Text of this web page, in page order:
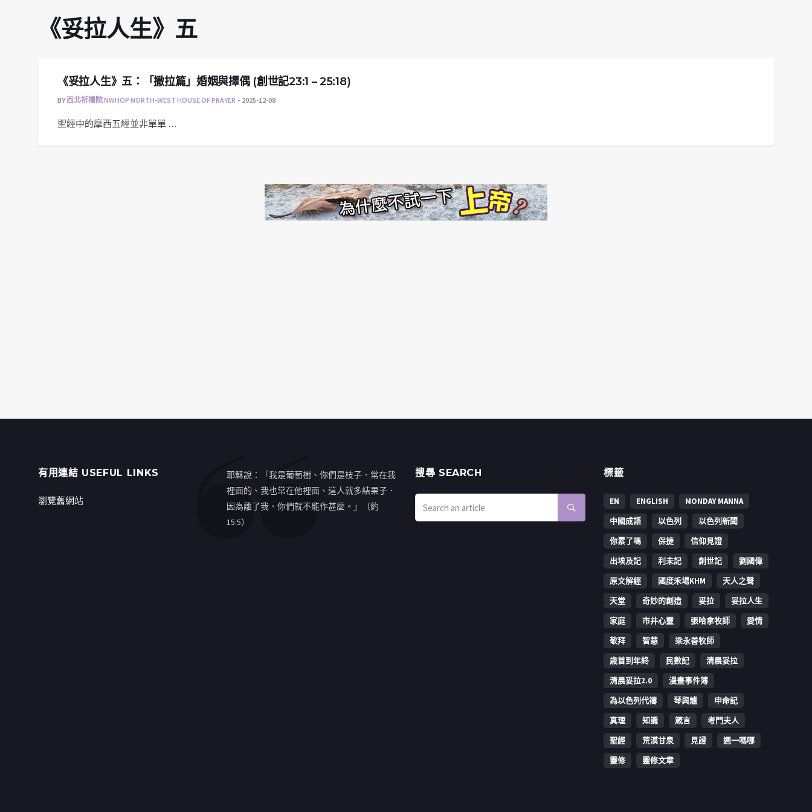
《妥拉人生》五
《妥拉人生》五：「撒拉篇」婚姻與擇偶 (創世記23:1 – 25:18)
BY西北祈禱院 NWHOP NORTH-WEST HOUSE OF PRAYER 2025-12-08
聖經中的摩西五經並非單單 …
有用連結 USEFUL LINKS
瀏覽舊網站
耶穌說：「我是葡萄樹、你們是枝子．常在我
裡面的、我也常在他裡面、這人就多結果子．
因為離了我、你們就不能作甚麼。」（約
15:5）
搜㝷 SEARCH 標籤
EN ENGLISH
MONDAY MANNA
中國成語
以色列
以色列新聞
你累了嗎
保捷
信仰見證
出埃及記
利未記 創世記
劉國偉
原文解經
國度禾場KHM
天人之聲
天堂
奇妙的創造 妥拉
妥拉人生
家庭
市井心靈 張哈拿牧師
愛情
敬拜
智慧
梁永善牧師
歳首到年終
民數記
清晨妥拉
清晨妥拉2.0
漫畫事件簿
為以色列代禱
琴與爐
申命記
真理
知識 箴言
考門夫人
聖經
荒漠甘泉 見證
週一嗎哪
靈修
靈修文章